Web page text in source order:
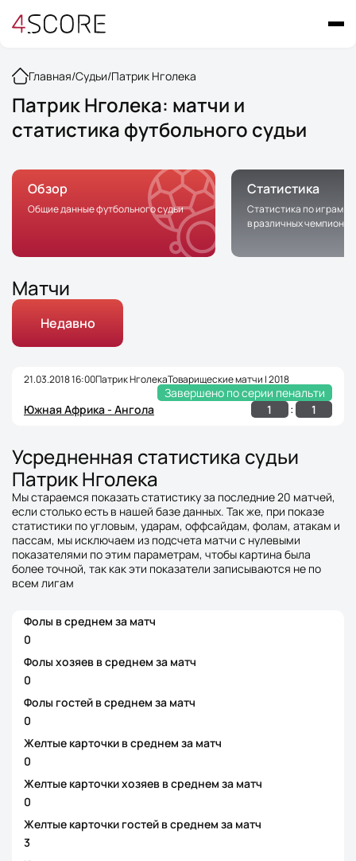
Главная/Судьи/Патрик Нголека
Патрик Нголека: матчи и
статистика футбольного судьи
Обзор
Общие данные футбольного судьи
Статистика
Статистика по играм с
в различных
Матчи
Недавно
21.03.2018 16:00Патрик НголекаТоварищеские матчи | 2018
Завершено по серии пенальти
Южная Африка - Ангола
1 : 1
Усредненная статистика судьи
Патрик Нголека
Мы стараемся показать статистику за последние 20 матчей,
если столько есть в нашей базе данных. Так же, при показе
статистики по угловым, ударам, оффсайдам, фолам, атакам и
пассам, мы исключаем из подсчета матчи с нулевыми
показателями по этим параметрам, чтобы картина была
более точной, так как эти показатели записываются не по
всем лигам
Фолы в среднем за матч
0
Фолы хозяев в среднем за матч
0
Фолы гостей в среднем за матч
0
Желтые карточки в среднем за матч
0
Желтые карточки хозяев в среднем за матч
0
Желтые карточки гостей в среднем за матч
3